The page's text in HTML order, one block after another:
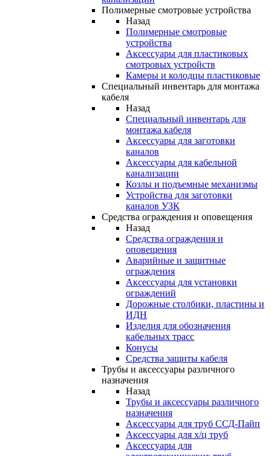
Полимерные смотровые устройства
Назад
Полимерные смотровые
устройства
Аксессуары для пластиковых
смотровых устройств
Камеры и колодцы пластиковые
Специальный инвентарь для монтажа
кабеля
Назад
Специальный инвентарь для
монтажа кабеля
Аксессуары для заготовки
каналов
Аксессуары для кабельной
канализации
Козлы и подъемные механизмы
Устройства для заготовки
каналов УЗК
Средства ограждения и оповещения
Назад
Средства ограждения и
оповещения
Аварийные и защитные
ограждения
Аксессуары для установки
ограждений
Дорожные столбики, пластины и
ИДН
Изделия для обозначения
кабельных трасс
Конусы
Средства защиты кабеля
Трубы и аксессуары различного
назначения
Назад
Трубы и аксессуары различного
назначения
Аксессуары для труб ССД-Пайп
Аксессуары для х/ц труб
Аксессуары для